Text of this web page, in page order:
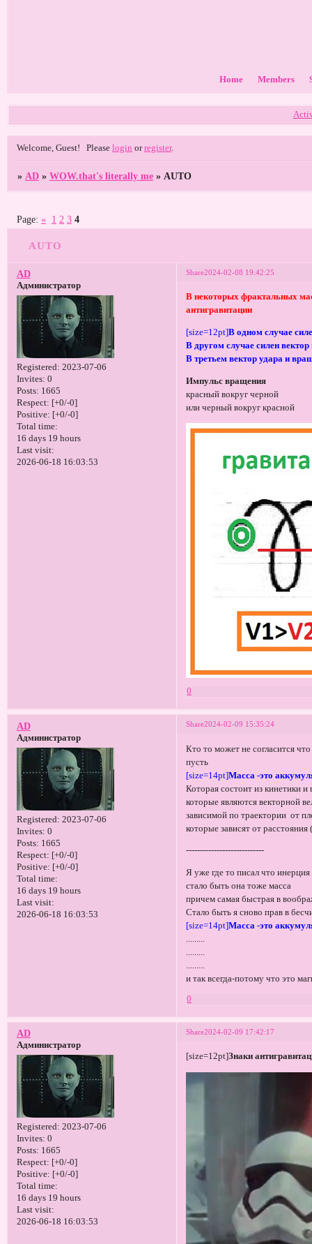
Home Members
Welcome, Guest! Pleaselogin orregister.
»AD »WOW.that's literally me »AUTO
AUTO
Page:« 1 2 3 4
Share2024-02-08 19:42:25
AD
Администратор
Registered: 2023-07-06
Invites: 0
Posts: 1665
Respect: [+0/-0]
Positive: [+0/-0]
Total time:
16 days 19 hours
Last visit:
2026-06-18 16:03:53
В некоторых фрактальных
антигравитации
[size=12pt]В одном случае
В другом случае силен
В третьем вектор удара и
Импульс вращения
красный вокруг черной
или черный вокруг красной
0
Share2024-02-09 15:35:24
AD
Администратор
Registered: 2023-07-06
Invites: 0
Posts: 1665
Respect: [+0/-0]
Positive: [+0/-0]
Total time:
16 days 19 hours
Last visit:
2026-06-18 16:03:53
Кто то может не согласится
пусть
[size=14pt]Масса -это
Которая состоит из кинетики и
которые являются векторной
зависимой по траектории от
которые зависят от
----------------------------
Я уже где то писал что
стало быть она тоже масса
причем самая быстрая в
Стало быть я сново прав в
[size=14pt]Масса -это
.........
.........
.........
и так всегда-потому что это
0
Share2024-02-09 17:42:17
AD
Администратор
Registered: 2023-07-06
Invites: 0
Posts: 1665
Respect: [+0/-0]
Positive: [+0/-0]
Total time:
16 days 19 hours
Last visit:
2026-06-18 16:03:53
[size=12pt]Знаки